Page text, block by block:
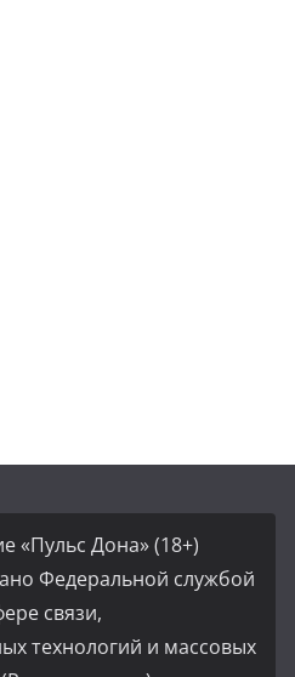
«Пульс Дона» (18+)
Федеральной службой
связи,
технологий и массовых